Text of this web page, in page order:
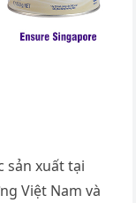
sản xuất tại
Việt Nam và